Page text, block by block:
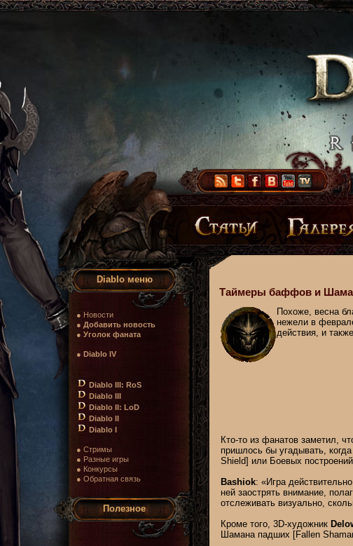
Diablo меню
● Новости
● Добавить новость
● Уголок фаната
● Diablo IV
Diablo III: RoS
Diablo III
Diablo II: LoD
Diablo II
Diablo I
● Стримы
● Разные игры
● Конкурсы
● Обратная связь
Полезное
Таймеры баффов и
Похоже, весна
нежели в
действия, и
Кто-то из фанатов заметил,
пришлось бы угадывать,
Shield] или Боевых
Bashiok: «Игра
ней заострять внимание,
отслеживать визуально,
Кроме того, 3D-художник
Шамана падших [Fallen